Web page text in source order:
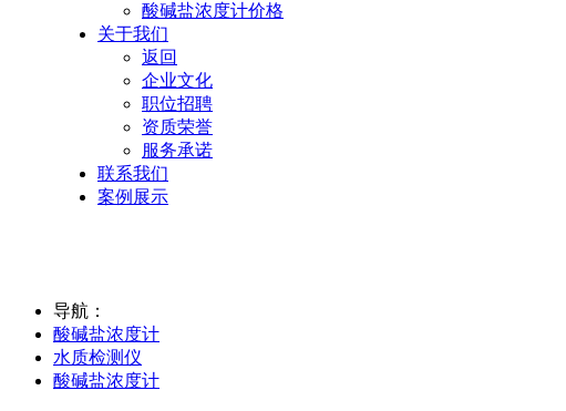
酸碱盐浓度计价格
关于我们
返回
企业文化
职位招聘
资质荣誉
服务承诺
联系我们
案例展示
导航：
酸碱盐浓度计
水质检测仪
酸碱盐浓度计